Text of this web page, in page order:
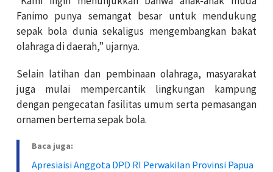
Fanimo punya semangat besar untuk mendukung
sepak bola dunia sekaligus mengembangkan bakat
olahraga di daerah,” ujarnya.
Selain latihan dan pembinaan olahraga, masyarakat
juga mulai mempercantik lingkungan kampung
dengan pengecatan fasilitas umum serta pemasangan
ornamen bertema sepak bola.
Baca juga:
Apresiaisi Anggota DPD RI Perwakilan Provinsi Papua